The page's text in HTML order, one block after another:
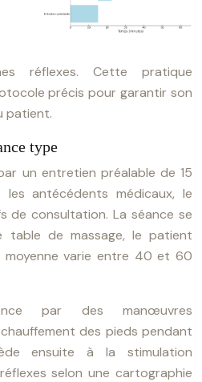
réflexes. Cette pratique
précis pour garantir son
patient.
type
un entretien préalable de 15
antécédents médicaux, le
de consultation. La séance se
table de massage, le patient
moyenne varie entre 40 et 60
par des manœuvres
des pieds pendant
ensuite à la stimulation
selon une cartographie